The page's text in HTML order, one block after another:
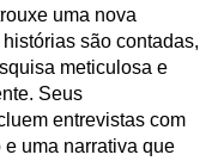
uma nova
são contadas,
meticulosa e
Seus
entrevistas com
uma narrativa que